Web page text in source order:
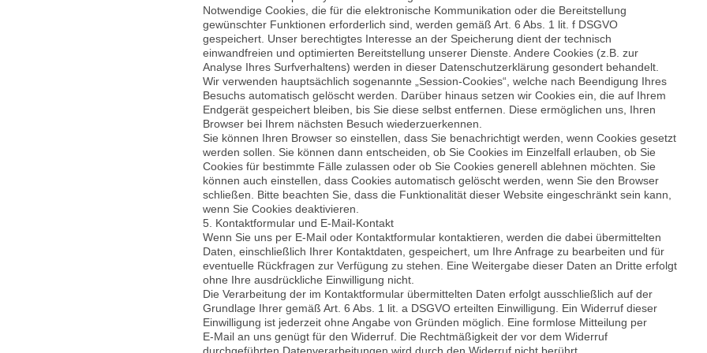
Notwendige Cookies, die für die elektronische Kommunikation oder die Bereitstellung
gewünschter Funktionen erforderlich sind, werden gemäß Art. 6 Abs. 1 lit. f DSGVO
gespeichert. Unser berechtigtes Interesse an der Speicherung dient der technisch
einwandfreien und optimierten Bereitstellung unserer Dienste. Andere Cookies (z.B. zur
Analyse Ihres Surfverhaltens) werden in dieser Datenschutzerklärung gesondert behandelt.
Wir verwenden hauptsächlich sogenannte „Session-Cookies“, welche nach Beendigung Ihres
Besuchs automatisch gelöscht werden. Darüber hinaus setzen wir Cookies ein, die auf Ihrem
Endgerät gespeichert bleiben, bis Sie diese selbst entfernen. Diese ermöglichen uns, Ihren
Browser bei Ihrem nächsten Besuch wiederzuerkennen.
Sie können Ihren Browser so einstellen, dass Sie benachrichtigt werden, wenn Cookies gesetzt
werden sollen. Sie können dann entscheiden, ob Sie Cookies im Einzelfall erlauben, ob Sie
Cookies für bestimmte Fälle zulassen oder ob Sie Cookies generell ablehnen möchten. Sie
können auch einstellen, dass Cookies automatisch gelöscht werden, wenn Sie den Browser
schließen. Bitte beachten Sie, dass die Funktionalität dieser Website eingeschränkt sein kann,
wenn Sie Cookies deaktivieren.
5. Kontaktformular und E-Mail-Kontakt
Wenn Sie uns per E-Mail oder Kontaktformular kontaktieren, werden die dabei übermittelten
Daten, einschließlich Ihrer Kontaktdaten, gespeichert, um Ihre Anfrage zu bearbeiten und für
eventuelle Rückfragen zur Verfügung zu stehen. Eine Weitergabe dieser Daten an Dritte erfolgt
ohne Ihre ausdrückliche Einwilligung nicht.
Die Verarbeitung der im Kontaktformular übermittelten Daten erfolgt ausschließlich auf der
Grundlage Ihrer gemäß Art. 6 Abs. 1 lit. a DSGVO erteilten Einwilligung. Ein Widerruf dieser
Einwilligung ist jederzeit ohne Angabe von Gründen möglich. Eine formlose Mitteilung per
E-Mail an uns genügt für den Widerruf. Die Rechtmäßigkeit der vor dem Widerruf